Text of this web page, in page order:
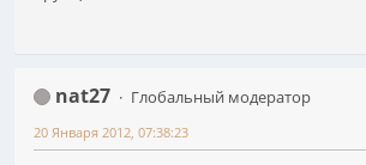
nat27
Глобальный модератор
20 Января 2012, 07:38:23